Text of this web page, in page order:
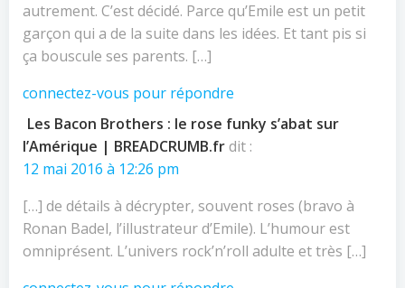
autrement. C’est décidé. Parce qu’Emile est un petit
garçon qui a de la suite dans les idées. Et tant pis si
ça bouscule ses parents. […]
connectez-vous pour répondre
Les Bacon Brothers : le rose funky s’abat sur
l’Amérique | BREADCRUMB.frdit :
12 mai 2016 à 12:26 pm
[…] de détails à décrypter, souvent roses (bravo à
Ronan Badel, l’illustrateur d’Emile). L’humour est
omniprésent. L’univers rock’n’roll adulte et très […]